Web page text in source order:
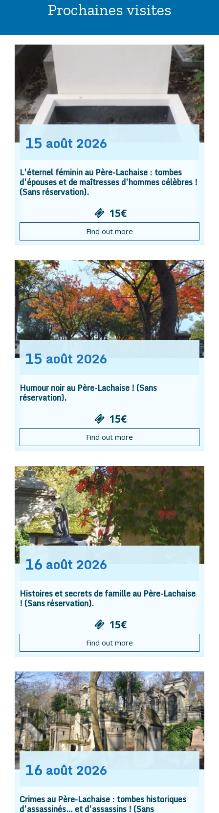
Prochaines visites
15 août 2026
L’éternel féminin au Père-Lachaise : tombes
d’épouses et de maîtresses d’hommes célèbres !
(Sans réservation).
15€
Find out more
15 août 2026
Humour noir au Père-Lachaise ! (Sans
réservation).
15€
Find out more
16 août 2026
Histoires et secrets de famille au Père-Lachaise
! (Sans réservation).
15€
Find out more
16 août 2026
Crimes au Père-Lachaise : tombes historiques
d’assassinés… et d’assassins ! (Sans